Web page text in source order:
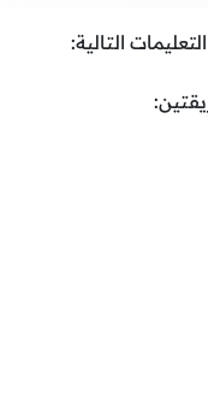
التالية: